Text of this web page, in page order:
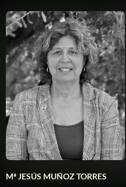
Mª JESÚS MUÑOZ TORRES